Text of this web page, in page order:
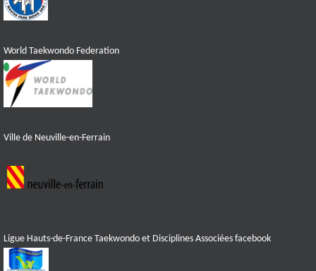
World Taekwondo Federation
Ville de Neuville-en-Ferrain
Ligue Hauts-de-France Taekwondo et Disciplines Associées facebook